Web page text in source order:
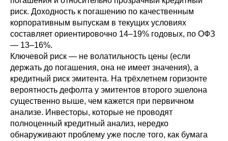
риск. Доходность к погашению по качественным
корпоративным выпускам в текущих условиях
составляет ориентировочно 14–19% годовых, по ОФЗ
— 13–16%.
Ключевой риск — не волатильность цены (если
держать до погашения, она не имеет значения), а
кредитный риск эмитента. На трёхлетнем горизонте
вероятность дефолта у эмитентов второго эшелона
существенно выше, чем кажется при первичном
анализе. Инвесторы, которые не проводят
полноценный кредитный анализ, нередко
обнаруживают проблему уже после того, как бумага